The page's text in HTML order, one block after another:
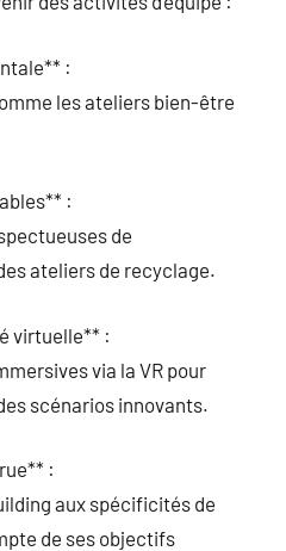
:
les ateliers bien-être
:
de
ateliers de recyclage.
virtuelle** :
via la VR pour
scénarios innovants.
:
aux spécificités de
de ses objectifs